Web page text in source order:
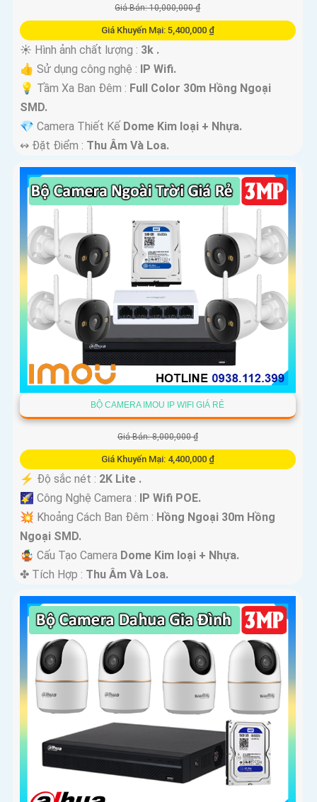
Giá Bán: 10,000,000 ₫
Giá Khuyến Mại: 5,400,000 ₫
☀️ Hình ảnh chất lượng : 3k .
👍 Sử dụng công nghệ : IP Wifi.
💡 Tầm Xa Ban Đêm : Full Color 30m Hồng Ngoại
SMD.
💎 Camera Thiết Kế Dome Kim loại + Nhựa.
️↭ Đặt Điểm : Thu Âm Và Loa.
BỘ CAMERA IMOU IP WIFI GIÁ RẺ
Giá Bán: 8,000,000 ₫
Giá Khuyến Mại: 4,400,000 ₫
️⚡ Độ sắc nét : 2K Lite .
🌠 Công Nghệ Camera : IP Wifi POE.
💥 Khoảng Cách Ban Đêm : Hồng Ngoại 30m Hồng
Ngoại SMD.
🤹 Cấu Tạo Camera Dome Kim loại + Nhựa.
️✤ Tích Hợp : Thu Âm Và Loa.